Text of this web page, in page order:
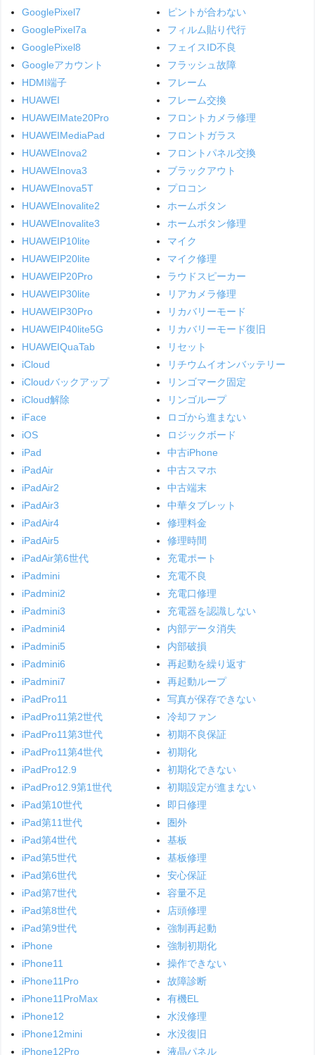
GooglePixel7
GooglePixel7a
GooglePixel8
Googleアカウント
HDMI端子
HUAWEI
HUAWEIMate20Pro
HUAWEIMediaPad
HUAWEInova2
HUAWEInova3
HUAWEInova5T
HUAWEInovalite2
HUAWEInovalite3
HUAWEIP10lite
HUAWEIP20lite
HUAWEIP20Pro
HUAWEIP30lite
HUAWEIP30Pro
HUAWEIP40lite5G
HUAWEIQuaTab
iCloud
iCloudバックアップ
iCloud解除
iFace
iOS
iPad
iPadAir
iPadAir2
iPadAir3
iPadAir4
iPadAir5
iPadAir第6世代
iPadmini
iPadmini2
iPadmini3
iPadmini4
iPadmini5
iPadmini6
iPadmini7
iPadPro11
iPadPro11第2世代
iPadPro11第3世代
iPadPro11第4世代
iPadPro12.9
iPadPro12.9第1世代
iPad第10世代
iPad第11世代
iPad第4世代
iPad第5世代
iPad第6世代
iPad第7世代
iPad第8世代
iPad第9世代
iPhone
iPhone11
iPhone11Pro
iPhone11ProMax
iPhone12
iPhone12mini
iPhone12Pro
ピントが合わない
フィルム貼り代行
フェイスID不良
フラッシュ故障
フレーム
フレーム交換
フロントカメラ修理
フロントガラス
フロントパネル交換
ブラックアウト
プロコン
ホームボタン
ホームボタン修理
マイク
マイク修理
ラウドスピーカー
リアカメラ修理
リカバリーモード
リカバリーモード復旧
リセット
リチウムイオンバッテリー
リンゴマーク固定
リンゴループ
ロゴから進まない
ロジックボード
中古iPhone
中古スマホ
中古端末
中華タブレット
修理料金
修理時間
充電ポート
充電不良
充電口修理
充電器を認識しない
内部データ消失
内部破損
再起動を繰り返す
再起動ループ
写真が保存できない
冷却ファン
初期不良保証
初期化
初期化できない
初期設定が進まない
即日修理
圏外
基板
基板修理
安心保証
容量不足
店頭修理
強制再起動
強制初期化
操作できない
故障診断
有機EL
水没修理
水没復旧
液晶パネル